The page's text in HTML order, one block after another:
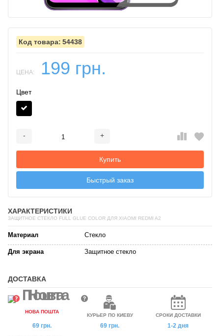
54438
ЦЕНА: 199 грн.
Цвет
- +
Купить
Быстрый заказ
ХАРАКТЕРИСТИКИ
ЗАЩИТНОЕ СТЕКЛО FULL GLUE COLOR ДЛЯ XIAOMI REDMI A2
Материал Стекло
Для экрана Защитное стекло
ДОСТАВКА
НОВА ПОШТА
69 грн.
КУРЬЕР ПО КИЕВУ
69 грн.
СРОКИ ДОСТАВКИ
1-2 дня